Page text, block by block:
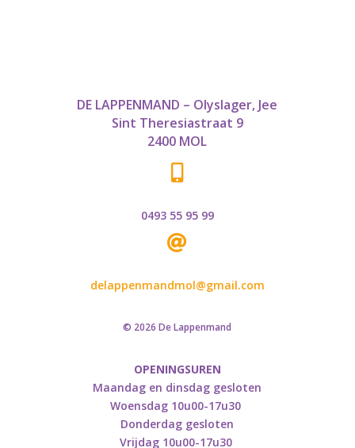
DE LAPPENMAND – Olyslager, Jee
Sint Theresiastraat 9
2400 MOL
0493 55 95 99

delappenmandmol@gmail.com
© 2026 De Lappenmand
OPENINGSUREN
Maandag en dinsdag gesloten
Woensdag 10u00-17u30
Donderdag gesloten
Vrijdag 10u00-17u30